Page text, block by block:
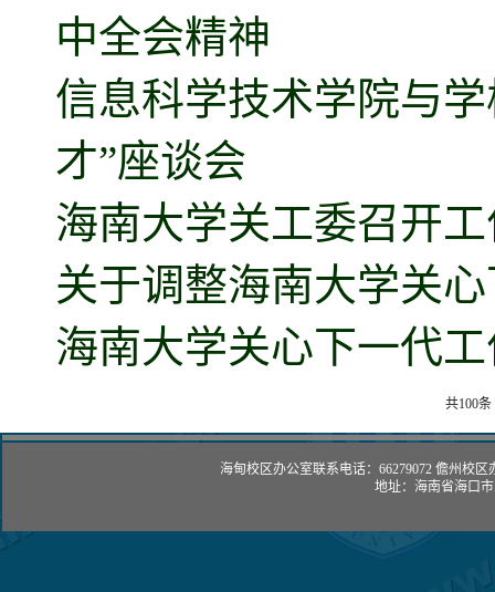
中全会精神
信息科学技术学院与
才”座谈会
海南大学关工委召开
关于调整海南大学关
海南大学关心下一代
共100条
海甸校区办公室联系电话：66279072 儋州校
地址：海南省海口